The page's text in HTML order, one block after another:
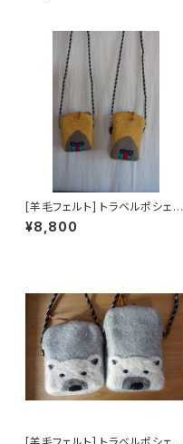
[羊毛フェルト] トラベルポシェッ
トLONG -マンドリル-
¥8,800